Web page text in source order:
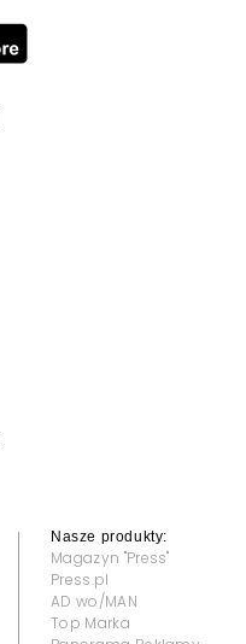
Nasze produkty:
Magazyn "Press"
Press.pl
AD wo/MAN
Top Marka